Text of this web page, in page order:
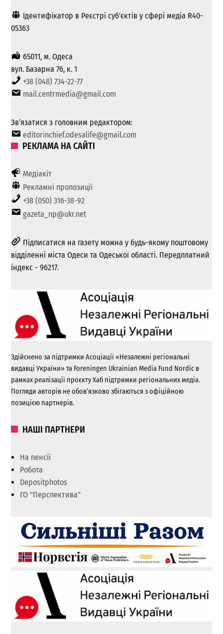
Ідентифікатор в Реєстрі суб'єктів у сфері медіа R40-
05363
65011, м. Одеса
вул. Базарна 76, к. 1
+38 (048) 734-22-77
mail.centrmedia@gmail.com
Зв’язатися з головним редактором:
editorinchief.odesalife@gmail.com
РЕКЛАМА НА САЙТІ
Медіакіт
Рекламні пропозиції
+38 (050) 316-38-92
gazeta_np@ukr.net
Підписатися на газету можна у будь-якому поштовому
відділенні міста Одеси та Одеської області. Передплатний
індекс - 96217.
Здійснено за підтримки Асоціації «Незалежні регіональні
видавці України» та Foreningen Ukrainian Media Fund Nordic в
рамках реалізації проєкту Хаб підтримки регіональних медіа.
Погляди авторів не обов’язково збігаються з офіційною
позицією партнерів.
НАШІ ПАРТНЕРИ
На пенсії
Робота
Depositphotos
ГО "Перспектива"